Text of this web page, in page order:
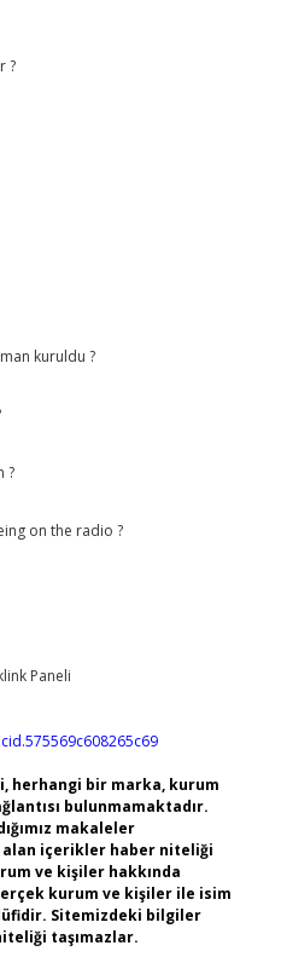
?
kuruldu ?
?
on the radio ?
herhangi bir marka, kurum
bulunmamaktadır.
makaleler
alan içerikler haber niteliği
ve kişiler hakkında
kurum ve kişiler ile isim
Sitemizdeki bilgiler
taşımazlar.